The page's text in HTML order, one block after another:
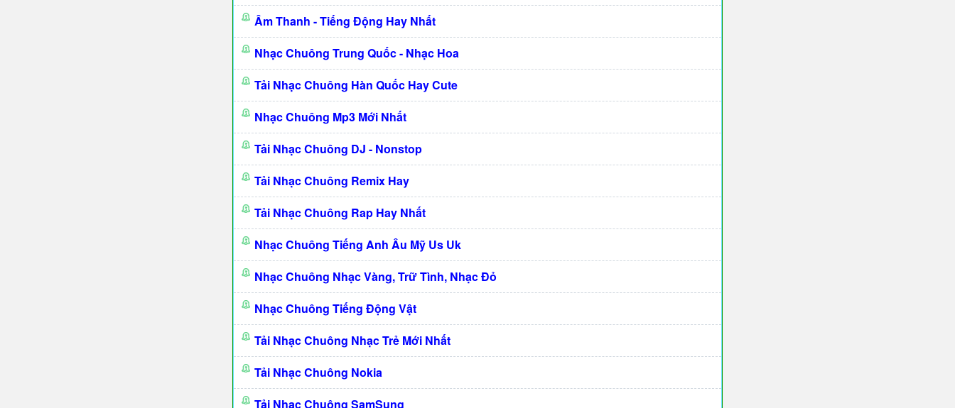
Âm Thanh - Tiếng Động Hay Nhất
Nhạc Chuông Trung Quốc - Nhạc Hoa
Tải Nhạc Chuông Hàn Quốc Hay Cute
Nhạc Chuông Mp3 Mới Nhất
Tải Nhạc Chuông DJ - Nonstop
Tải Nhạc Chuông Remix Hay
Tải Nhạc Chuông Rap Hay Nhất
Nhạc Chuông Tiếng Anh Âu Mỹ Us Uk
Nhạc Chuông Nhạc Vàng, Trữ Tình, Nhạc Đỏ
Nhạc Chuông Tiếng Động Vật
Tải Nhạc Chuông Nhạc Trẻ Mới Nhất
Tải Nhạc Chuông Nokia
Tải Nhạc Chuông SamSung